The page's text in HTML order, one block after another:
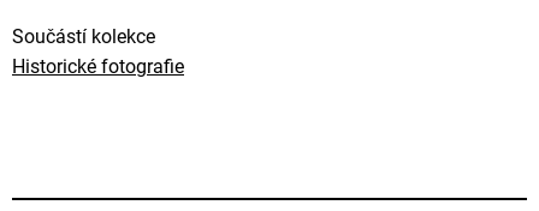
Součástí kolekce
Historické fotografie